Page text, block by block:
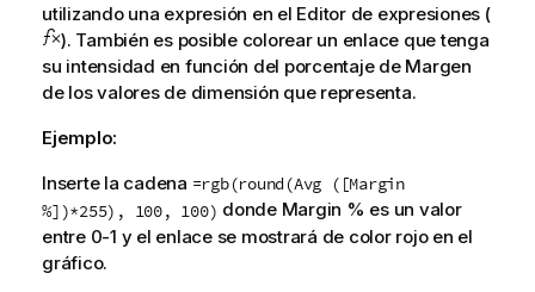
utilizando una expresión en el Editor de expresiones (
). También es posible colorear un enlace que tenga
su intensidad en función del porcentaje de Margen
de los valores de dimensión que representa.
Ejemplo:
Inserte la cadena =rgb(round(Avg ([Margin
%])*255), 100, 100) donde Margin % es un valor
entre 0-1 y el enlace se mostrará de color rojo en el
gráfico.